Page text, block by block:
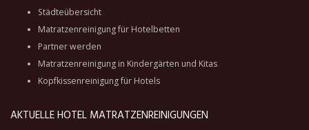
Städteübersicht
Matratzenreinigung für Hotelbetten
Partner werden
Matratzenreinigung in Kindergärten und Kitas
Kopfkissenreinigung für Hotels
AKTUELLE HOTEL MATRATZENREINIGUNGEN